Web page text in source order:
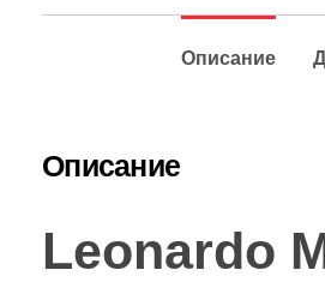
Описание
Описание
Leonardo